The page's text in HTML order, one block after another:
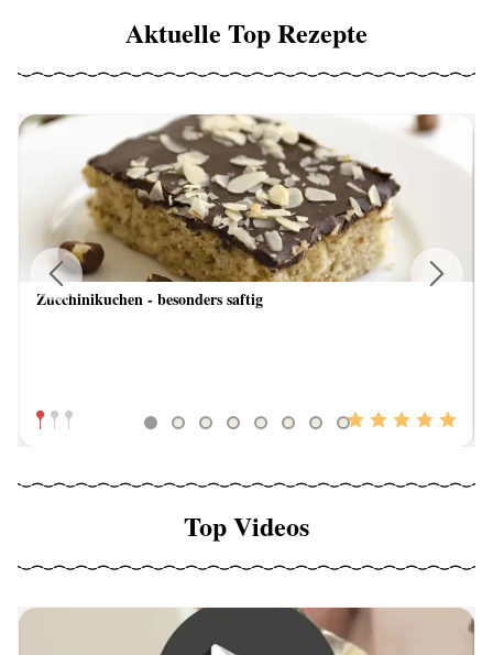
Aktuelle Top Rezepte
Zucchinikuchen - besonders saftig
Previous
Top Videos